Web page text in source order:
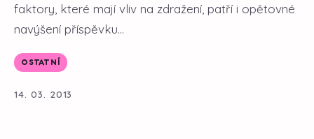
faktory, které mají vliv na zdražení, patří i opětovné
navýšení příspěvku...
OSTATNÍ
14. 03. 2013